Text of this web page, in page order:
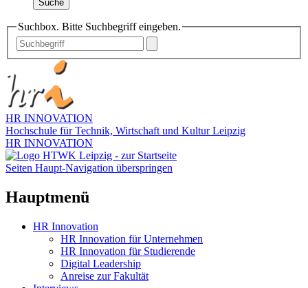
Suche
Suchbox. Bitte Suchbegriff eingeben.
HR INNOVATION
Hochschule für Technik, Wirtschaft und Kultur Leipzig
HR INNOVATION
Seiten Haupt-Navigation überspringen
Hauptmenü
HR Innovation
HR Innovation für Unternehmen
HR Innovation für Studierende
Digital Leadership
Anreise zur Fakultät